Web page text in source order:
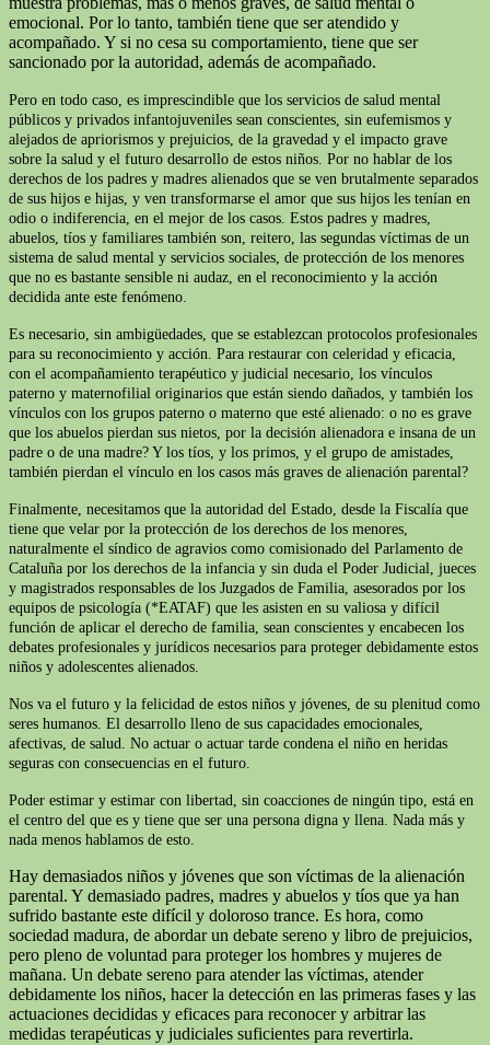
emocional. Por lo tanto, también tiene que ser atendido y
acompañado. Y si no cesa su comportamiento, tiene que ser
sancionado por la autoridad, además de acompañado.
Pero en todo caso, es imprescindible que los servicios de salud mental
públicos y privados infantojuveniles sean conscientes, sin eufemismos y
alejados de apriorismos y prejuicios, de la gravedad y el impacto grave
sobre la salud y el futuro desarrollo de estos niños. Por no hablar de los
derechos de los padres y madres alienados que se ven brutalmente separados
de sus hijos e hijas, y ven transformarse el amor que sus hijos les tenían en
odio o indiferencia, en el mejor de los casos. Estos padres y madres,
abuelos, tíos y familiares también son, reitero, las segundas víctimas de un
sistema de salud mental y servicios sociales, de protección de los menores
que no es bastante sensible ni audaz, en el reconocimiento y la acción
decidida ante este fenómeno.
Es necesario, sin ambigüedades, que se establezcan protocolos profesionales
para su reconocimiento y acción. Para restaurar con celeridad y eficacia,
con el acompañamiento terapéutico y judicial necesario, los vínculos
paterno y maternofilial originarios que están siendo dañados, y también los
vínculos con los grupos paterno o materno que esté alienado: o no es grave
que los abuelos pierdan sus nietos, por la decisión alienadora e insana de un
padre o de una madre? Y los tíos, y los primos, y el grupo de amistades,
también pierdan el vínculo en los casos más graves de alienación parental?
Finalmente, necesitamos que la autoridad del Estado, desde la Fiscalía que
tiene que velar por la protección de los derechos de los menores,
naturalmente el síndico de agravios como comisionado del Parlamento de
Cataluña por los derechos de la infancia y sin duda el Poder Judicial, jueces
y magistrados responsables de los Juzgados de Familia, asesorados por los
equipos de psicología (*EATAF) que les asisten en su valiosa y difícil
función de aplicar el derecho de familia, sean conscientes y encabecen los
debates profesionales y jurídicos necesarios para proteger debidamente estos
niños y adolescentes alienados.
Nos va el futuro y la felicidad de estos niños y jóvenes, de su plenitud como
seres humanos. El desarrollo lleno de sus capacidades emocionales,
afectivas, de salud. No actuar o actuar tarde condena el niño en heridas
seguras con consecuencias en el futuro.
Poder estimar y estimar con libertad, sin coacciones de ningún tipo, está en
el centro del que es y tiene que ser una persona digna y llena. Nada más y
nada menos hablamos de esto.
Hay demasiados niños y jóvenes que son víctimas de la alienación
parental. Y demasiado padres, madres y abuelos y tíos que ya han
sufrido bastante este difícil y doloroso trance. Es hora, como
sociedad madura, de abordar un debate sereno y libro de prejuicios,
pero pleno de voluntad para proteger los hombres y mujeres de
mañana. Un debate sereno para atender las víctimas, atender
debidamente los niños, hacer la detección en las primeras fases y las
actuaciones decididas y eficaces para reconocer y arbitrar las
medidas terapéuticas y judiciales suficientes para revertirla.